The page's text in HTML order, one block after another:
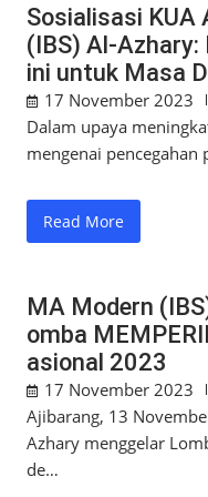
Sosialisasi KUA
(IBS) Al-Azhary:
ini untuk Masa
17 November 2023
Dalam upaya
mengenai
Read More
MA Modern
omba
asional 2023
17 November 2023
Ajibarang, 13
Azhary menggelar
de…